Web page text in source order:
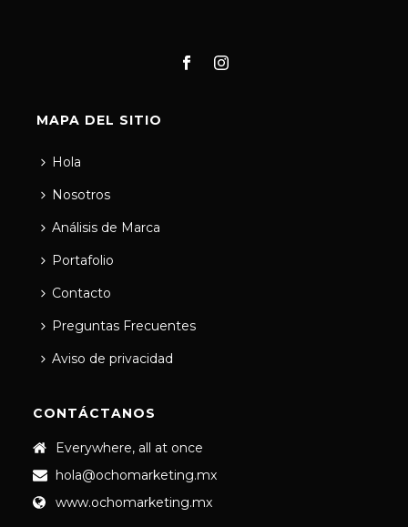
MAPA DEL SITIO
Hola
Nosotros
Análisis de Marca
Portafolio
Contacto
Preguntas Frecuentes
Aviso de privacidad
CONTÁCTANOS
Everywhere, all at once
hola@ochomarketing.mx
www.ochomarketing.mx